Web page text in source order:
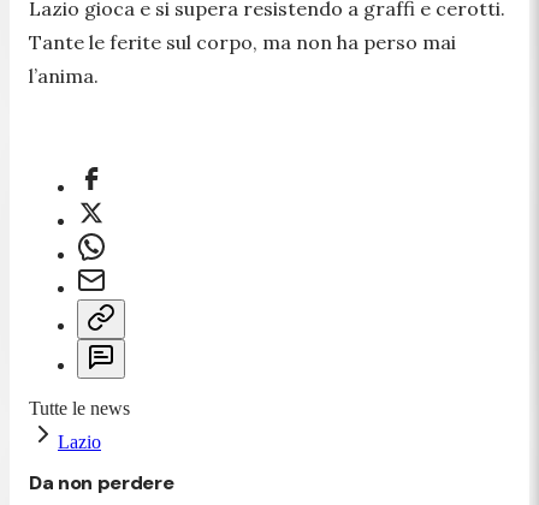
Lazio gioca e si supera resistendo a graffi e cerotti.
Tante le ferite sul corpo, ma non ha perso mai
l’anima.
Tutte le news
Lazio
Da non perdere